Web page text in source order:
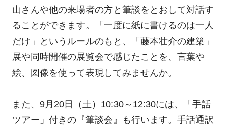
山さんや他の来場者の方と筆談をとおして対話す
ることができます。「一度に紙に書けるのは一人
だけ」というルールのもと、「藤本壮介の建築」
展や同時開催の展覧会で感じたことを、言葉や
絵、図像を使って表現してみませんか。
また、9月20日（土）10:30～12:30には、「手話
ツアー」付きの『筆談会』も行います。手話通訳